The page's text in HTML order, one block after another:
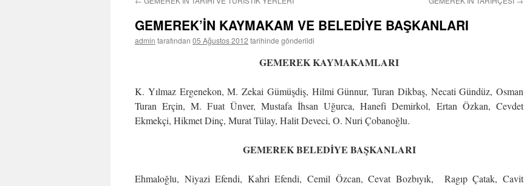
GEMEREK’İN KAYMAKAM VE BELEDİYE BAŞKANLARI
admin tarafından 05 Ağustos 2012 tarihinde gönderildi
GEMEREK KAYMAKAMLARI
K. Yılmaz Ergenekon, M. Zekai Gümüşdiş, Hilmi Günnur, Turan Dikbaş, Necati Gündüz, Osman
Turan Erçin, M. Fuat Ünver, Mustafa İhsan Uğurca, Hanefi Demirkol, Ertan Özkan, Cevdet
Ekmekçi, Hikmet Dinç, Murat Tülay, Halit Deveci, O. Nuri Çobanoğlu.
GEMEREK BELEDİYE BAŞKANLARI
Ehmaloğlu, Niyazi Efendi, Kahri Efendi, Cemil Özcan, Cevat Bozbıyık, Ragıp Çatak, Cavit